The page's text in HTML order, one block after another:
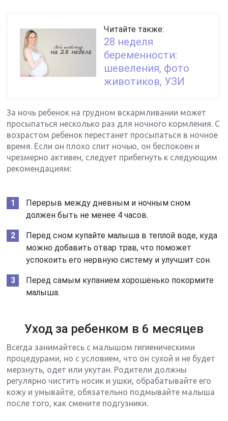
Читайте также:
28 неделя
беременности:
шевеления, фото
животиков, УЗИ
За ночь ребенок на грудном вскармливании может
просыпаться несколько раз для ночного кормления. С
возрастом ребенок перестанет просыпаться в ночное
время. Если он плохо спит ночью, он беспокоен и
чрезмерно активен, следует прибегнуть к следующим
рекомендациям:
Перерыв между дневным и ночным сном
должен быть не менее 4 часов.
Перед сном купайте малыша в теплой воде, куда
можно добавить отвар трав, что поможет
успокоить его нервную систему и улучшит сон.
Перед самым купанием хорошенько покормите
малыша.
Уход за ребенком в 6 месяцев
Всегда занимайтесь с малышом гигиеническими
процедурами, но с условием, что он сухой и не будет
мерзнуть, одет или укутан. Родители должны
регулярно чистить носик и ушки, обрабатывайте его
кожу и умывайте, обязательно подмывайте малыша
после того, как смените подгузники.